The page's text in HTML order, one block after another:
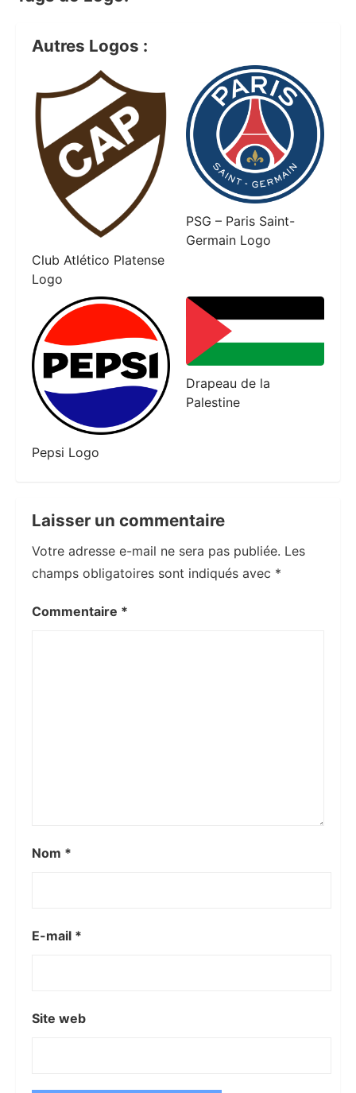
Autres Logos :
Club Atlético Platense
Logo
PSG – Paris Saint-
Germain Logo
Pepsi Logo
Drapeau de la
Palestine
Laisser un commentaire
Votre adresse e-mail ne sera pas publiée. Les
champs obligatoires sont indiqués avec *
Commentaire *
Nom *
E-mail *
Site web